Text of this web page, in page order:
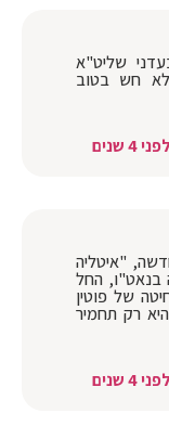
שליט"א
חש בטוב
לפני 4 שנים
"איטליה
בנאט"ו, החל
של פוטין
רק תחמיר
לפני 4 שנים